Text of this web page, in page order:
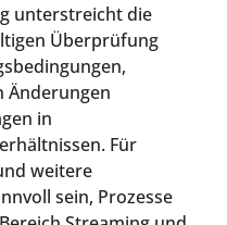
unterstreicht die
Überprüfung
Änderungen
in
Für
weitere
sein, Prozesse